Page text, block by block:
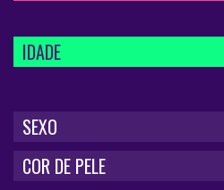
IDADE
SEXO
COR DE PELE